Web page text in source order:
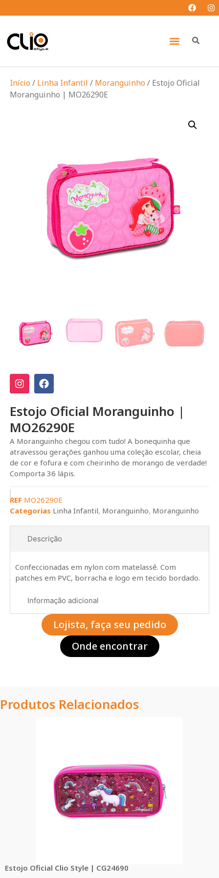
Início / Linha Infantil / Moranguinho / Estojo Oficial
Moranguinho | MO26290E
Estojo Oficial Moranguinho |
MO26290E
A Moranguinho chegou com tudo! A bonequinha que
atravessou gerações ganhou uma coleção escolar, cheia
de cor e fofura e com cheirinho de morango de verdade!
Comporta 36 lápis.
REF MO26290E
Categorias Linha Infantil, Moranguinho, Moranguinho
Descrição
Informação adicional
Confeccionadas em nylon com matelassê. Com
patches em PVC, borracha e logo em tecido bordado.
Lojista, faça seu pedido
Onde encontrar
Produtos Relacionados
Estojo Oficial Clio Style | CG24690